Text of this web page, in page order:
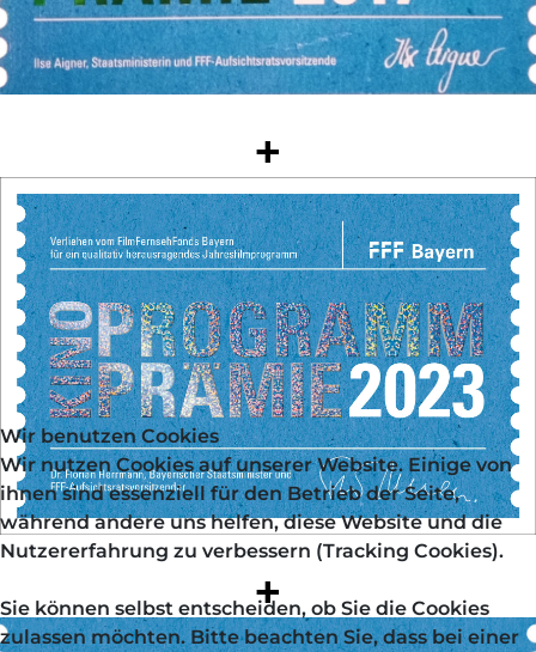
+
+
Wir benutzen Cookies
Wir nutzen Cookies auf unserer Website. Einige von
ihnen sind essenziell für den Betrieb der Seite,
während andere uns helfen, diese Website und die
Nutzererfahrung zu verbessern (Tracking Cookies).
Sie können selbst entscheiden, ob Sie die Cookies
zulassen möchten. Bitte beachten Sie, dass bei einer